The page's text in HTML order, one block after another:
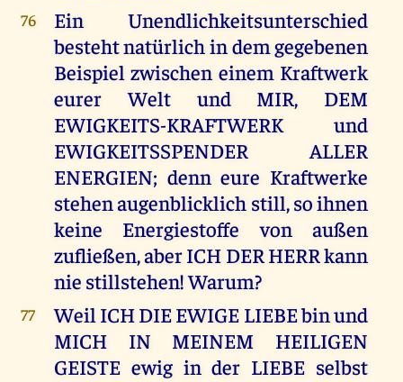
76
Ein Unendlichkeitsunterschied
besteht natürlich in dem gegebenen
Beispiel zwischen einem Kraftwerk
eurer Welt und MIR, DEM
EWIGKEITS-KRAFTWERK und
EWIGKEITSSPENDER ALLER
ENERGIEN; denn eure Kraftwerke
stehen augenblicklich still, so ihnen
keine Energiestoffe von außen
zufließen, aber ICH DER HERR kann
nie stillstehen! Warum?
77
Weil ICH DIE EWIGE LIEBE bin und
MICH IN MEINEM HEILIGEN
GEISTE ewig in der LIEBE selbst